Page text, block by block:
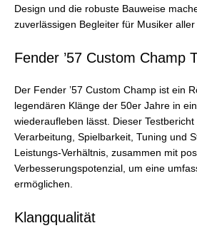
Design und die robuste Bauweise
zuverlässigen Begleiter für Musiker aller
Fender ’57 Custom Champ
Der Fender ’57 Custom Champ ist ein
legendären Klänge der 50er Jahre in
wiederaufleben lässt. Dieser Testbericht
Verarbeitung, Spielbarkeit, Tuning und
Leistungs-Verhältnis, zusammen mit
Verbesserungspotenzial, um eine
ermöglichen.
Klangqualität